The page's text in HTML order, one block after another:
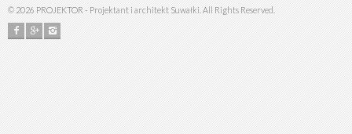
© 2026 PROJEKTOR - Projektant i architekt Suwałki. All Rights Reserved.